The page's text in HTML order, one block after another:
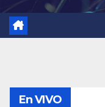
En VIVO